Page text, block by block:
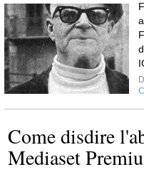
Come disdire
Mediaset